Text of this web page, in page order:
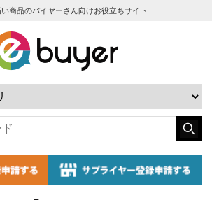
商品のバイヤーさん向けお役立ちサイト